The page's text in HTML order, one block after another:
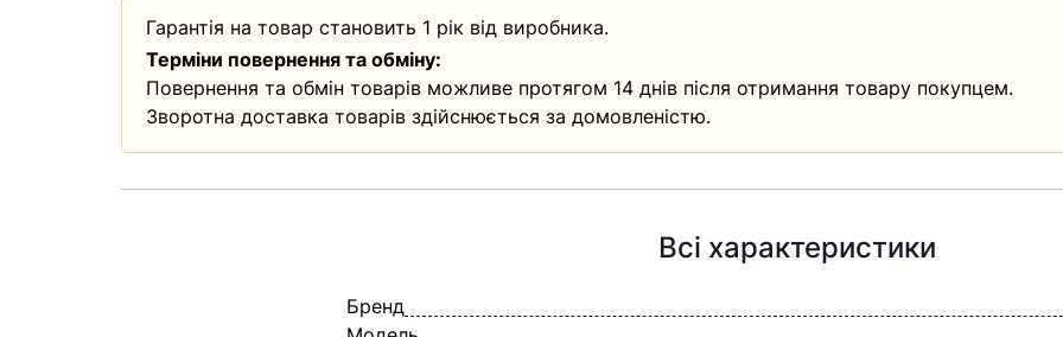
Гарантія на товар становить 1 рік від виробника.
Терміни повернення та обміну:
Повернення та обмін товарів можливе протягом 14 днів після отримання товару покупцем.
Зворотна доставка товарів здійснюється за домовленістю.
Всі характеристики
Бренд